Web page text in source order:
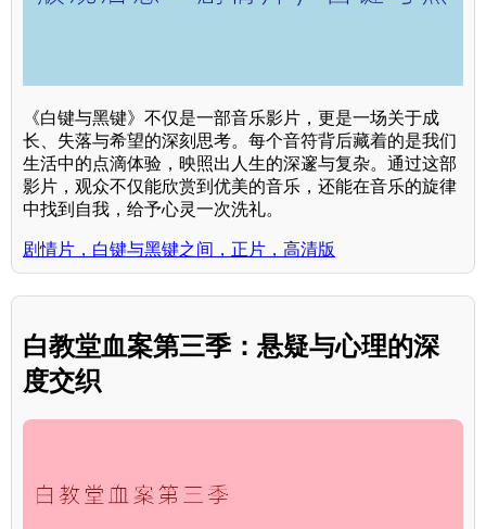
《白键与黑键》不仅是一部音乐影片，更是一场关于成
长、失落与希望的深刻思考。每个音符背后藏着的是我们
生活中的点滴体验，映照出人生的深邃与复杂。通过这部
影片，观众不仅能欣赏到优美的音乐，还能在音乐的旋律
中找到自我，给予心灵一次洗礼。
剧情片，白键与黑键之间，正片，高清版
白教堂血案第三季：悬疑与心理的深
度交织